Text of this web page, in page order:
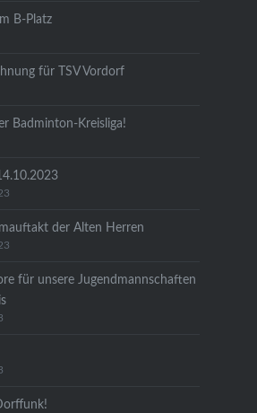
B-Platz
für TSV Vordorf
Badminton-Kreisliga!
der Alten Herren
für unsere Jugendmannschaften